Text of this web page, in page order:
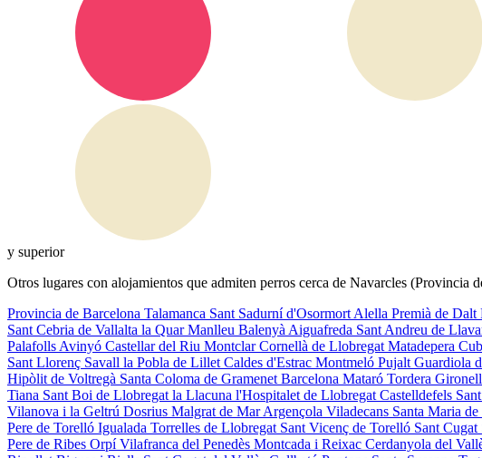
y superior
Otros lugares con alojamientos que admiten perros cerca de Navarcles (Provincia
Provincia de Barcelona Talamanca Sant Sadurní d'Osormort Alella Premià de Dalt
Sant Cebria de Vallalta la QuarManlleu Balenyà Aiguafreda Sant Andreu de
Palafolls Avinyó Castellar del Riu MontclarCornellà de Llobregat Matadepera
Sant Llorenç Savall la Pobla de Lillet Caldes d'Estrac Montmeló Pujalt Guardiola
Hipòlit de Voltregà Santa Coloma de Gramenet Barcelona Mataró Tordera
Tiana Sant Boi de Llobregat la Llacuna l'Hospitalet de Llobregat Castelldefels
Vilanova i la Geltrú Dosrius Malgrat de MarArgençola Viladecans Santa Maria de
Pere de Torelló Igualada Torrelles de Llobregat Sant Vicenç de Torelló Sant Cugat
Pere de Ribes OrpíVilafranca del Penedès Montcada i Reixac Cerdanyola del